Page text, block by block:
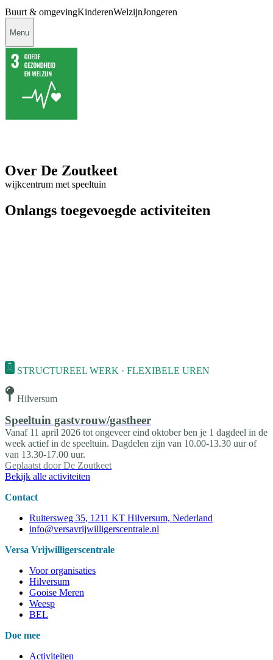
Buurt & omgevingKinderenWelzijnJongeren
Menu
Over De Zoutkeet
wijkcentrum met speeltuin
Onlangs toegevoegde activiteiten
STRUCTUREEL WERK · FLEXIBELE UREN
Hilversum
Speeltuin gastvrouw/gastheer
Vanaf 11 april 2026 tot ongeveer eind oktober ben je 1 dagdeel in de
week actief in de speeltuin. Dagdelen zijn van 10.00-13.30 uur of
van 13.30-17.00 uur.
Geplaatst door De Zoutkeet
Bekijk alle activiteiten
Contact
Ruitersweg 35, 1211 KT Hilversum, Nederland
info@versavrijwilligerscentrale.nl
Versa Vrijwilligerscentrale
Voor organisaties
Hilversum
Gooise Meren
Weesp
BEL
Doe mee
Activiteiten